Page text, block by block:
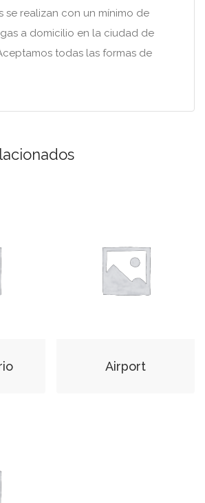
se realizan con un mínimo de
a domicilio en la ciudad de
todas las formas de
Airport